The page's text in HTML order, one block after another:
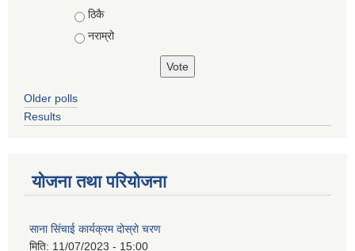
ठिकै
नराम्रो
Older polls
Results
योजना तथा परियोजना
साना सिंचाई कार्यक्रम दोस्रो चरण
मिति: 11/07/2023 - 15:00